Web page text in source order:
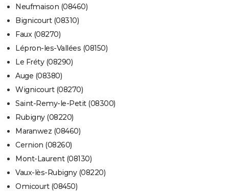
Neufmaison (08460)
Bignicourt (08310)
Faux (08270)
Lépron-les-Vallées (08150)
Le Fréty (08290)
Auge (08380)
Wignicourt (08270)
Saint-Remy-le-Petit (08300)
Rubigny (08220)
Maranwez (08460)
Cernion (08260)
Mont-Laurent (08130)
Vaux-lès-Rubigny (08220)
Omicourt (08450)